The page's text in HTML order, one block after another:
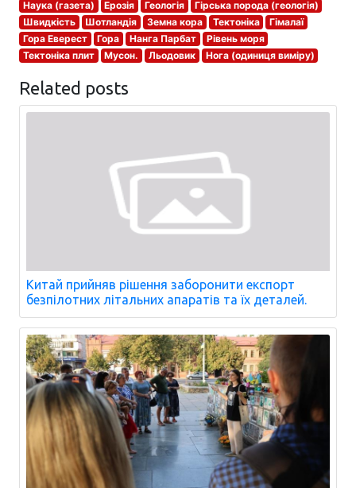
Наука (газета) Ерозія Геологія
Гірська порода (геологія)
Швидкість
Шотландія Земна кора Тектоніка
Гімалаї
Гора Еверест
Гора Нанга Парбат
Рівень моря
Тектоніка плит
Мусон. Льодовик Нога (одиниця виміру)
Related posts
Китай прийняв рішення заборонити експорт
безпілотних літальних апаратів та їх деталей.